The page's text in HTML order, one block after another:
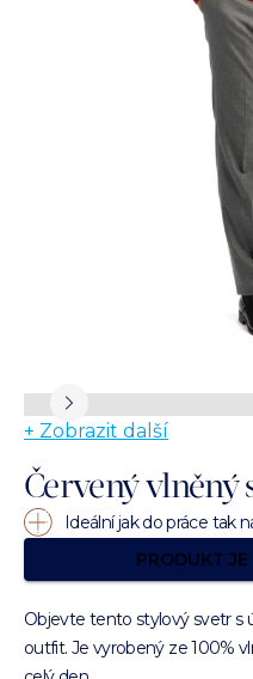
+ Zobrazit další
Červený vlněný
Ideální jak do práce tak
PRODUKT
Objevte tento stylový svetr s
outfit. Je vyrobený ze 100%